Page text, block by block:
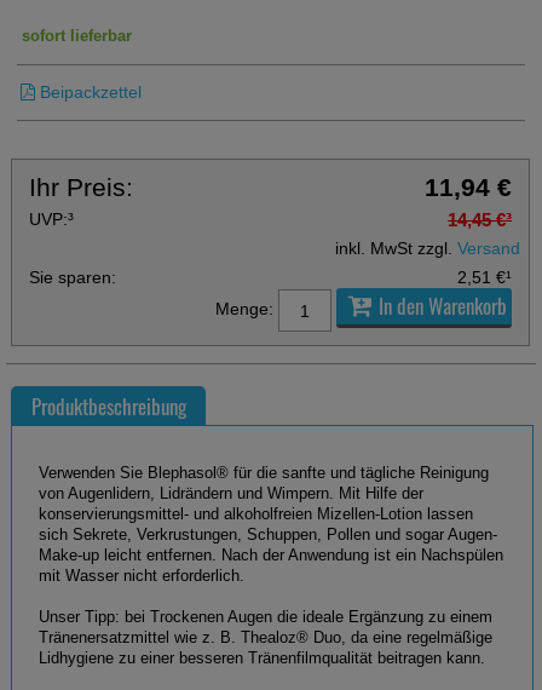
sofort lieferbar
Beipackzettel
Ihr Preis: 11,94 €
UVP:³ 14,45 €³
inkl. MwSt zzgl.Versand
Sie sparen:
2,51 €¹
Menge:
In den Warenkorb
Produktbeschreibung
Verwenden Sie Blephasol® für die sanfte und tägliche Reinigung
von Augenlidern, Lidrändern und Wimpern. Mit Hilfe der
konservierungsmittel- und alkoholfreien Mizellen-Lotion lassen
sich Sekrete, Verkrustungen, Schuppen, Pollen und sogar Augen-
Make-up leicht entfernen. Nach der Anwendung ist ein Nachspülen
mit Wasser nicht erforderlich.
Unser Tipp: bei Trockenen Augen die ideale Ergänzung zu einem
Tränenersatzmittel wie z. B. Thealoz® Duo, da eine regelmäßige
Lidhygiene zu einer besseren Tränenfilmqualität beitragen kann.